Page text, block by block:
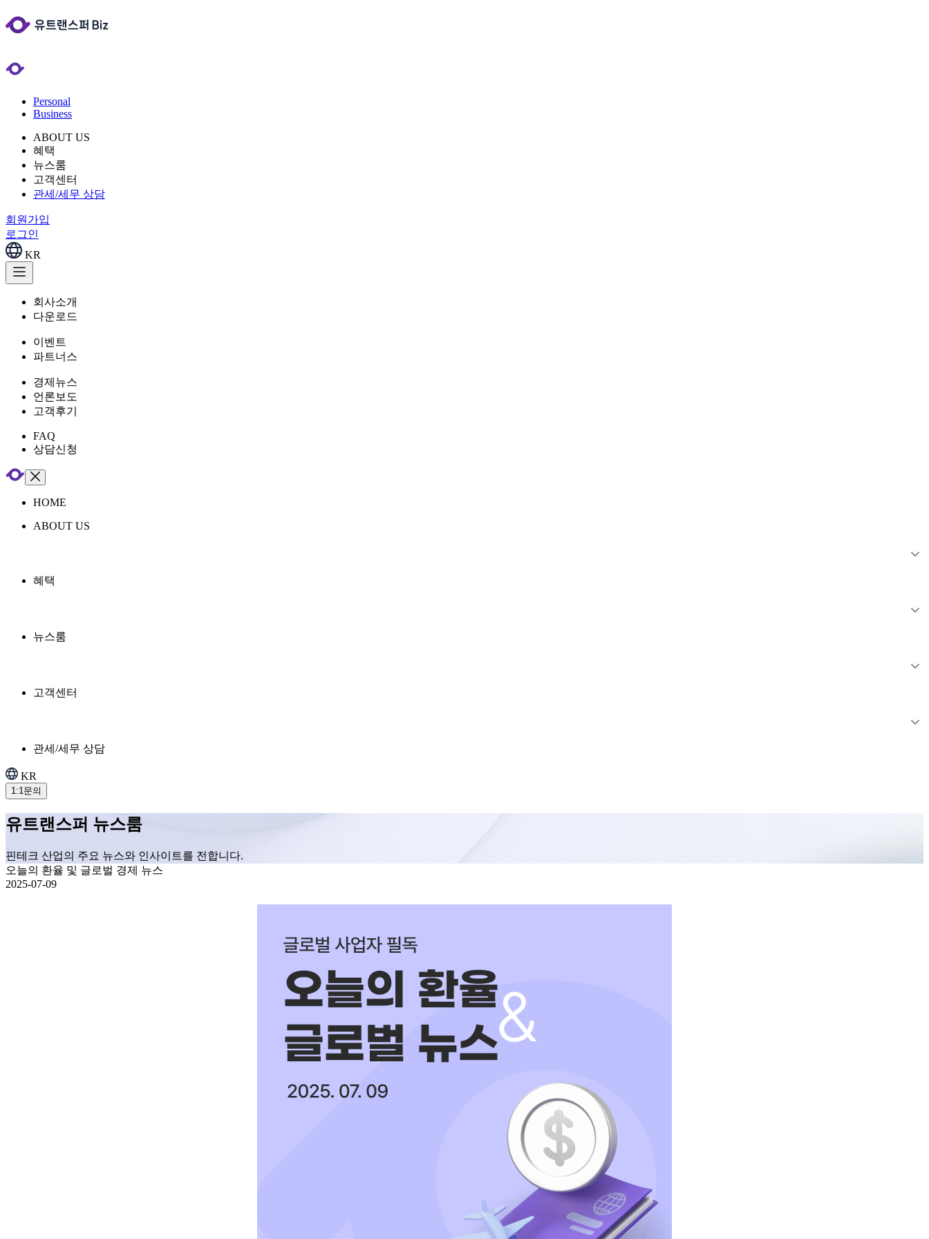
Personal
Business
ABOUT US
혜택
뉴스룸
고객센터
관세/세무 상담
회원가입
로그인
KR
회사소개
다운로드
이벤트
파트너스
경제뉴스
언론보도
고객후기
FAQ
상담신청
HOME
ABOUT US
혜택
뉴스룸
고객센터
관세/세무 상담
KR
1:1문의
유트랜스퍼 뉴스룸
핀테크 산업의 주요 뉴스와 인사이트를 전합니다.
오늘의 환율 및 글로벌 경제 뉴스
2025-07-09